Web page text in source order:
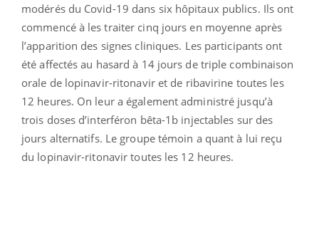
modérés du Covid-19 dans six hôpitaux publics. Ils ont
commencé à les traiter cinq jours en moyenne après
l’apparition des signes cliniques. Les participants ont
été affectés au hasard à 14 jours de triple combinaison
orale de lopinavir-ritonavir et de ribavirine toutes les
12 heures. On leur a également administré jusqu’à
trois doses d’interféron bêta-1b injectables sur des
jours alternatifs. Le groupe témoin a quant à lui reçu
du lopinavir-ritonavir toutes les 12 heures.